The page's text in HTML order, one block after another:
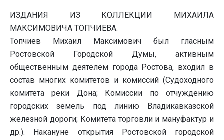
ИЗДАНИЯ ИЗ КОЛЛЕКЦИИ МИХАИЛА
МАКСИМОВИЧА ТОПЧИЕВА.
Топчиев Михаил Максимович был гласным
Ростовской Городской Думы, активным
общественным деятелем города Ростова, входил в
состав многих комитетов и комиссий (Судоходного
комитета реки Дона; Комиссии по отчуждению
городских земель под линию Владикавказской
железной дороги; Комитета торговли и мануфактур и
др.). Накануне открытия Ростовской городской